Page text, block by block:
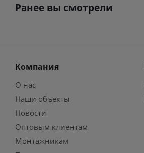
Ранее вы смотрели
Компания
О нас
Наши объекты
Новости
Оптовым клиентам
Монтажникам